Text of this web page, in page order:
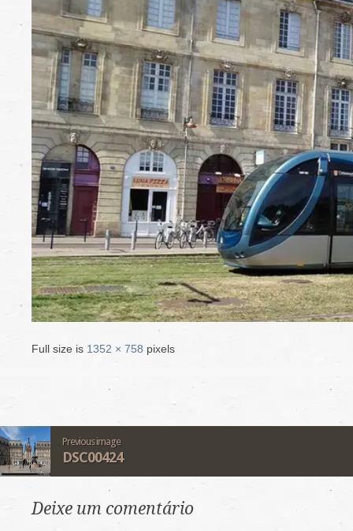
Full size is 1352 × 758 pixels
Previous image
DSC00424
Deixe um comentário